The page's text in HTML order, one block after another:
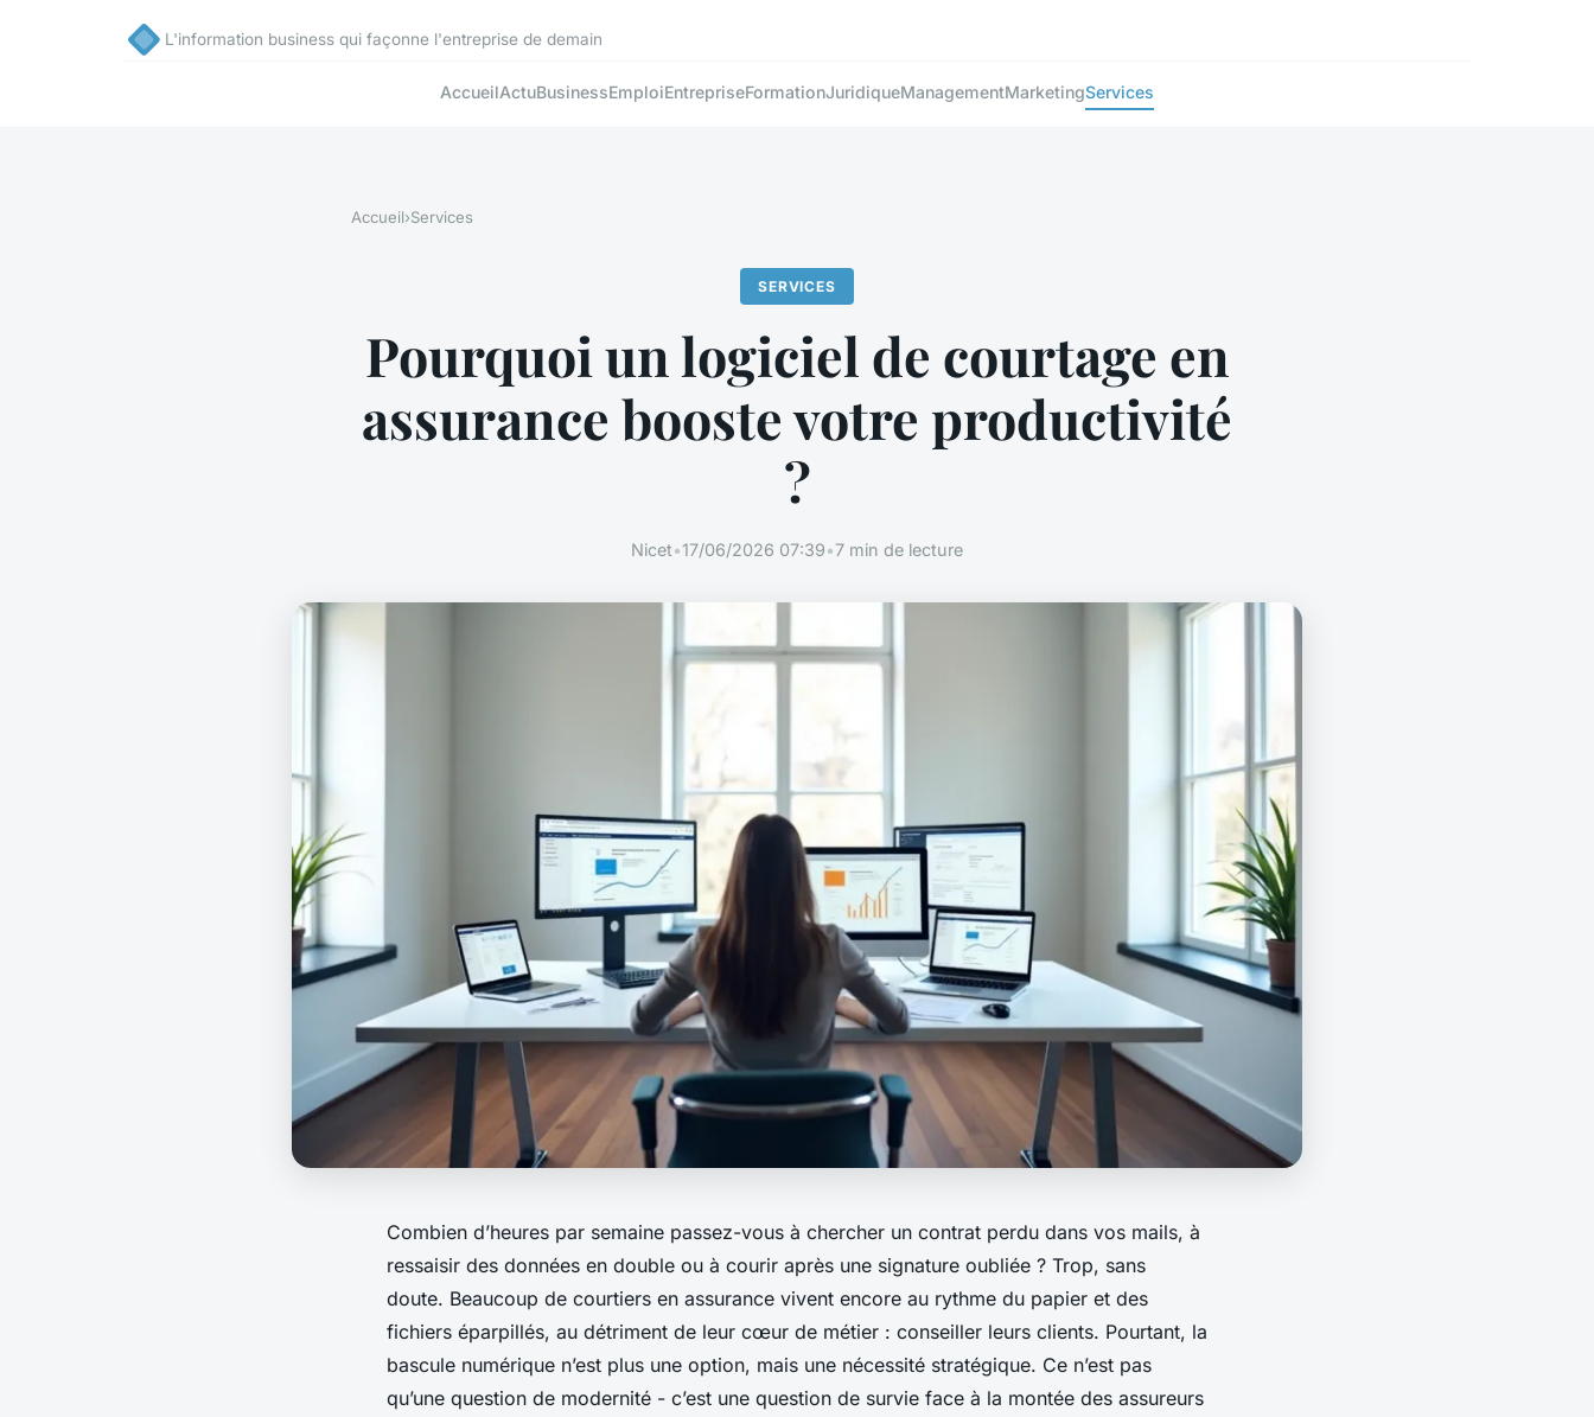
L'information business qui façonne l'entreprise de demain
AccueilActuBusinessEmploiEntrepriseFormationJuridiqueManagementMarketingServices
Accueil›Services
SERVICES
Pourquoi un logiciel de courtage en
assurance booste votre productivité
?
Nicet•17/06/2026 07:39•7 min de lecture
Combien d’heures par semaine passez-vous à chercher un contrat perdu dans vos mails, à
ressaisir des données en double ou à courir après une signature oubliée ? Trop, sans
doute. Beaucoup de courtiers en assurance vivent encore au rythme du papier et des
fichiers éparpillés, au détriment de leur cœur de métier : conseiller leurs clients. Pourtant, la
bascule numérique n’est plus une option, mais une nécessité stratégique. Ce n’est pas
qu’une question de modernité - c’est une question de survie face à la montée des assureurs